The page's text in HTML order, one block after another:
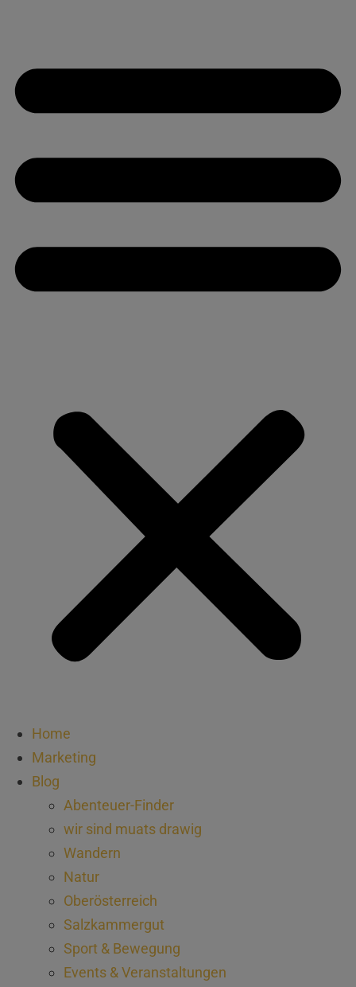
Home
Marketing
Blog
Abenteuer-Finder
wir sind muats drawig
Wandern
Natur
Oberösterreich
Salzkammergut
Sport & Bewegung
Events & Veranstaltungen